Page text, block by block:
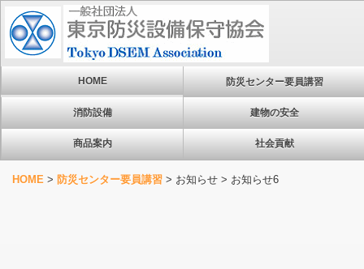
HOME 防災センター要員講習
消防設備 建物の安全
商品案内 社会貢献
HOME > 防災センター要員講習 > お知らせ > お知らせ6